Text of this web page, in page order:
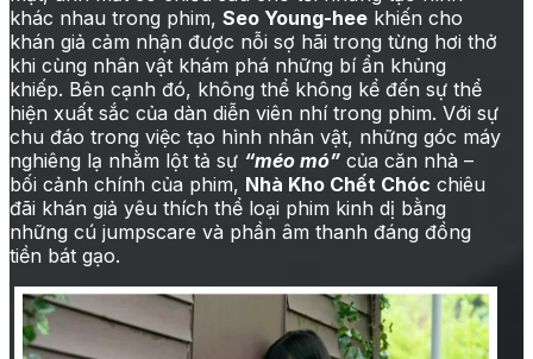
khác nhau trong phim, Seo Young-hee khiến cho
khán giả cảm nhận được nỗi sợ hãi trong từng hơi thở
khi cùng nhân vật khám phá những bí ẩn khủng
khiếp. Bên cạnh đó, không thể không kể đến sự thể
hiện xuất sắc của dàn diễn viên nhí trong phim. Với sự
chu đáo trong việc tạo hình nhân vật, những góc máy
nghiêng lạ nhằm lột tả sự “méo mó” của căn nhà –
bối cảnh chính của phim, Nhà Kho Chết Chóc chiêu
đãi khán giả yêu thích thể loại phim kinh dị bằng
những cú jumpscare và phần âm thanh đáng đồng
tiền bát gạo.